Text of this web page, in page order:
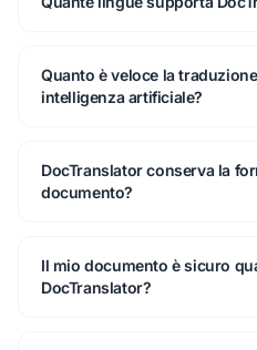
Quanto è veloce la
intelligenza artificiale?
DocTranslator conserva la
documento?
Il mio documento è sicuro
DocTranslator?